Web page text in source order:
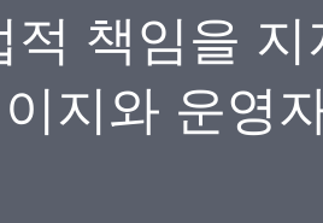
적 책임을
지와 운영